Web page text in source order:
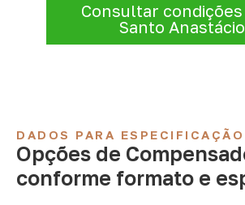
Consultar
Santo Anastácio
DADOS PARA ESPECIFICAÇÃO
Opções de
conforme formato e